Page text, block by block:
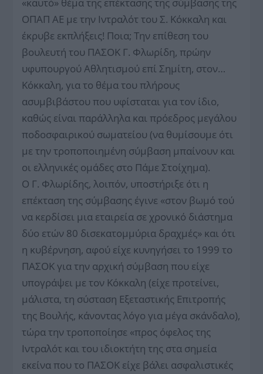
ΟΠΑΠ ΑΕ με την Ιντραλότ του Σ. Κόκκαλη και
έκρυβε εκπλήξεις! Ποια; Την επίθεση του
βουλευτή του ΠΑΣΟΚ Γ. Φλωρίδη, πρώην
υφυπουργού Αθλητισμού επί Σημίτη, στον…
Κόκκαλη, για το θέμα του πλήρους
ασυμβιβάστου που υφίσταται για τον ίδιο,
καθώς είναι παράλληλα και πρόεδρος μεγάλου
ποδοσφαιρικού σωματείου (να θυμίσουμε ότι
με την τροποποιημένη σύμβαση μπαίνουν και
οι ελληνικές ομάδες στο Πάμε Στοίχημα).
Ο Γ. Φλωρίδης, λοιπόν, υποστήριξε ότι η
επέκταση της σύμβασης έγινε «στον βωμό τού
να κερδίσει μια εταιρεία σε χρονικό διάστημα
δύο ετών 80 δισεκατομμύρια δραχμές» και ότι
η κυβέρνηση, αφού είχε κυνηγήσει το 1999 το
ΠΑΣΟΚ για την αρχική σύμβαση που είχε
υπογράψει με τον Κόκκαλη (είχε προτείνει,
μάλιστα, τη σύσταση Εξεταστικής Επιτροπής
της Βουλής, κάνοντας λόγο για μέγα σκάνδαλο),
τώρα την τροποποίησε «προς όφελος της
Ιντραλότ και του ιδιοκτήτη της στα σημεία
εκείνα που το ΠΑΣΟΚ είχε βάλει ασφαλιστικές